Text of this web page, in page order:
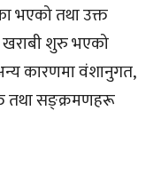
भएको तथा उक्त
शुरु भएको
कारणमा वंशानुगत,
तथा सङ्क्रमणहरू